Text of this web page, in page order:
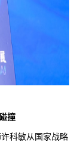
撞
科敏从国家战略